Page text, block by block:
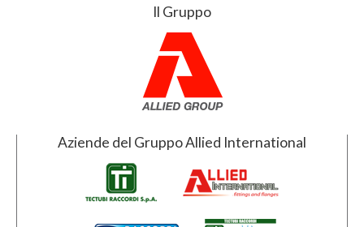
Il Gruppo
Aziende del Gruppo Allied International